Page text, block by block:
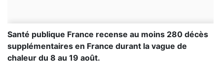
Santé publique France recense au moins 280 décès
supplémentaires en France durant la vague de
chaleur du 8 au 19 août.